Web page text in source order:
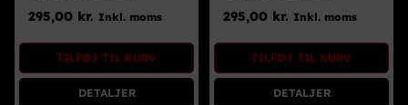
295,00 kr. Inkl. moms
TILFØJ TIL KURV
DETALJER
295,00 kr. Inkl. moms
TILFØJ TIL KURV
DETALJER